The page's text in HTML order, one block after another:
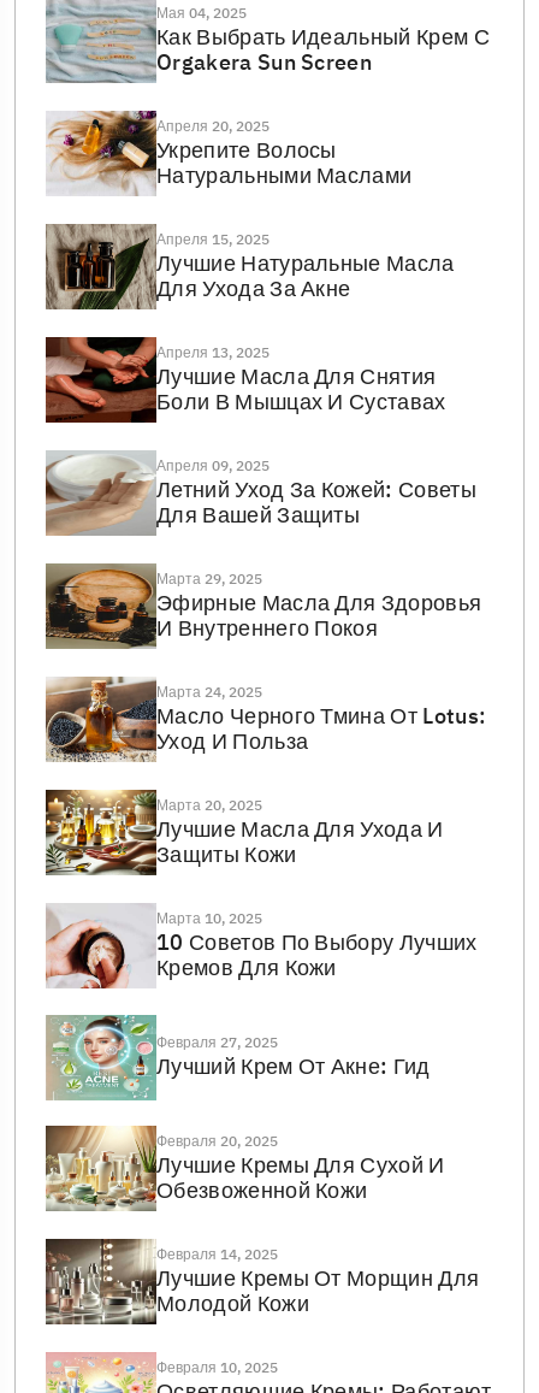
Мая 04, 2025
Как Выбрать Идеальный Крем С
Orgakera Sun Screen
Апреля 20, 2025
Укрепите Волосы
Натуральными Маслами
Апреля 15, 2025
Лучшие Натуральные Масла
Для Ухода За Акне
Апреля 13, 2025
Лучшие Масла Для Снятия
Боли В Мышцах И Суставах
Апреля 09, 2025
Летний Уход За Кожей: Советы
Для Вашей Защиты
Марта 29, 2025
Эфирные Масла Для Здоровья
И Внутреннего Покоя
Марта 24, 2025
Масло Черного Тмина От Lotus:
Уход И Польза
Марта 20, 2025
Лучшие Масла Для Ухода И
Защиты Кожи
Марта 10, 2025
10 Советов По Выбору Лучших
Кремов Для Кожи
Февраля 27, 2025
Лучший Крем От Акне: Гид
Февраля 20, 2025
Лучшие Кремы Для Сухой И
Обезвоженной Кожи
Февраля 14, 2025
Лучшие Кремы От Морщин Для
Молодой Кожи
Февраля 10, 2025